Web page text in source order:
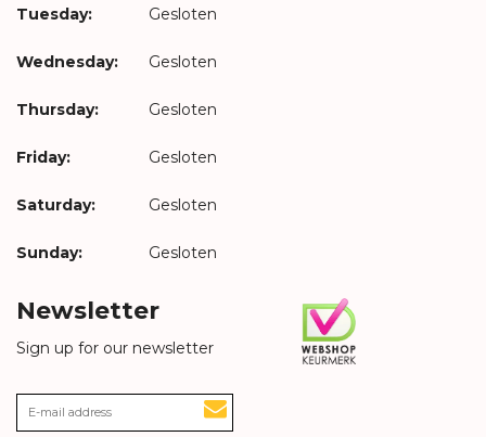
Tuesday: Gesloten
Wednesday: Gesloten
Thursday: Gesloten
Friday: Gesloten
Saturday: Gesloten
Sunday: Gesloten
Newsletter
Sign up for our newsletter